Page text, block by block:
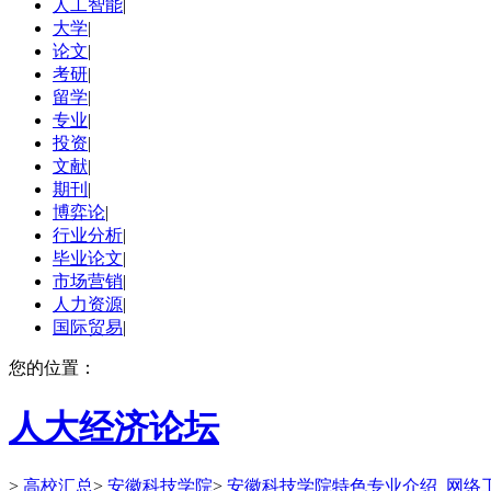
人工智能|
大学|
论文|
考研|
留学|
专业|
投资|
文献|
期刊 |
博弈论|
行业分析|
毕业论文|
市场营销|
人力资源|
国际贸易|
您的位置：
人大经济论坛
> 高校汇总> 安徽科技学院> 安徽科技学院特色专业介绍_网络